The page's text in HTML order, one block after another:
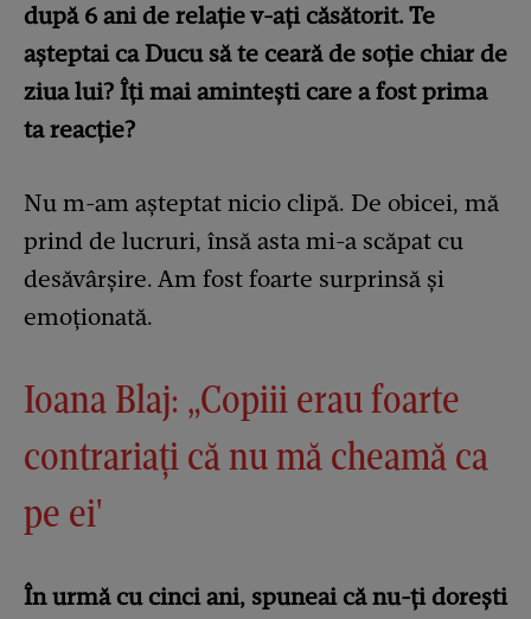
după 6 ani de relație v-ați căsătorit. Te
așteptai ca Ducu să te ceară de soție chiar de
ziua lui? Îți mai amintești care a fost prima
ta reacție?
Nu m-am aşteptat nicio clipă. De obicei, mă
prind de lucruri, însă asta mi-a scăpat cu
desăvârşire. Am fost foarte surprinsă şi
emoționată.
Ioana Blaj: „Copiii erau foarte
contrariaţi că nu mă cheamă ca
pe ei'
În urmă cu cinci ani, spuneai că nu-ți dorești